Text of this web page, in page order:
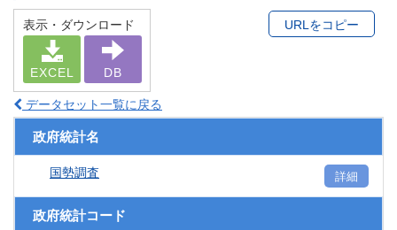
表示・ダウンロード
EXCEL DB
URLをコピー
データセット一覧に戻る
政府統計名
国勢調査 詳細
政府統計コード